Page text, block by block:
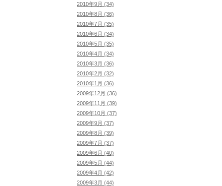
2010年9月 (34)
2010年8月 (36)
2010年7月 (35)
2010年6月 (34)
2010年5月 (35)
2010年4月 (34)
2010年3月 (36)
2010年2月 (32)
2010年1月 (36)
2009年12月 (36)
2009年11月 (39)
2009年10月 (37)
2009年9月 (37)
2009年8月 (39)
2009年7月 (37)
2009年6月 (40)
2009年5月 (44)
2009年4月 (42)
2009年3月 (44)